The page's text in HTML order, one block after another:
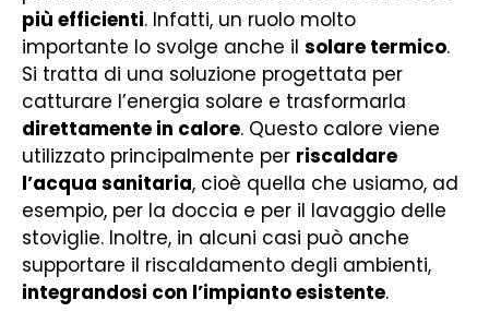
più efficienti. Infatti, un ruolo molto
importante lo svolge anche il solare termico.
Si tratta di una soluzione progettata per
catturare l’energia solare e trasformarla
direttamente in calore. Questo calore viene
utilizzato principalmente per riscaldare
l’acqua sanitaria, cioè quella che usiamo, ad
esempio, per la doccia e per il lavaggio delle
stoviglie. Inoltre, in alcuni casi può anche
supportare il riscaldamento degli ambienti,
integrandosi con l’impianto esistente.